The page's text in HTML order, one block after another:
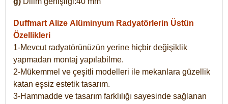
Duffmart Alize Alüminyum Radyatörlerin Üstün
Özellikleri
1-Mevcut radyatörünüzün yerine hiçbir değişiklik
yapmadan montaj yapılabilme.
2-Mükemmel ve çeşitli modelleri ile mekanlara güzellik
katan eşsiz estetik tasarım.
3-Hammadde ve tasarım farklılığı sayesinde sağlanan